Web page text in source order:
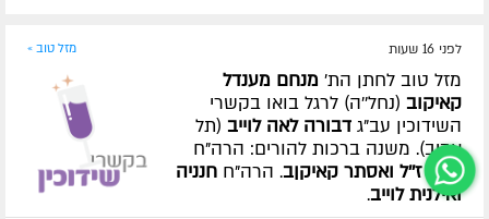
לפני 16 שעות מזל טוב »
מזל טוב לחתן הת' מנחם מענדל
קאיקוב (נחל''ה) לרגל בואו בקשרי
השידוכין עב"ג דבורה לאה לוייב (תל
אביב). משנה ברכות להורים: הרה"ח
ברוך ז''ל ואסתר קאיקןב. הרה"ח חנניה
ואילנית לוייב.